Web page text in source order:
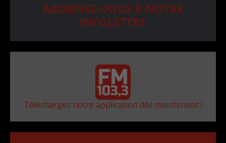
ABONNEZ-VOUS À NOTRE
INFOLETTRE
Téléchargez notre application dès maintenant !